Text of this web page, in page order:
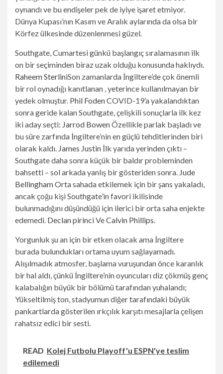
oynandı ve bu endişeler pek de iyiye işaret etmiyor.
Dünya Kupası’nın Kasım ve Aralık aylarında da olsa bir
Körfez ülkesinde düzenlenmesi güzel.
Southgate, Cumartesi günkü başlangıç ​​sıralamasının ilk
on bir seçiminden biraz uzak olduğu konusunda haklıydı.
Raheem SterliniSon zamanlarda İngiltere’de çok önemli
bir rol oynadığı kanıtlanan , yeterince kullanılmayan bir
yedek olmuştur. Phil FodenCOVID-19’a yakalandıktan
sonra geride kalan Southgate, çelişkili sonuçlarla ilk kez
iki aday seçti: Jarrod BowenÖzellikle parlak başladı ve
bu süre zarfında İngiltere’nin en güçlü tehditlerinden biri
olarak kaldı. James Justinİlk yarıda yerinden çıktı –
Southgate daha sonra küçük bir baldır probleminden
bahsetti – sol arkada yanlış bir gösteriden sonra. Jude
BellinghamOrta sahada etkilemek için bir şans yakaladı,
ancak çoğu kişi Southgate’in favori ikilisinde
bulunmadığını düşündüğü için ilerici bir orta saha enjekte
edemedi. Declan pirinciVeCalvin Phillips.
Yorgunluk şu an için bir etken olacak ama İngiltere
burada bulundukları ortama uyum sağlayamadı.
Alışılmadık atmosfer, başlama vuruşundan önce karanlık
bir hal aldı, çünkü İngiltere’nin oyuncuları diz çökmüş genç
kalabalığın büyük bir bölümü tarafından yuhalandı;
Yükseltilmiş ton, stadyumun diğer tarafındaki büyük
pankartlarda gösterilen ırkçılık karşıtı mesajlarla çelişen
rahatsız edici bir sesti.
READ Kolej Futbolu Playoff'u ESPN'ye teslim
edilemedi